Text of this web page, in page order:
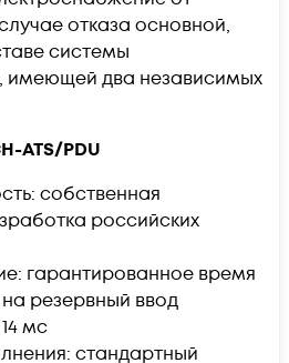
отказа основной,
системы
имеющей два независимых
ATS/PDU
собственная
российских
гарантированное время
резервный ввод
мс
стандартный